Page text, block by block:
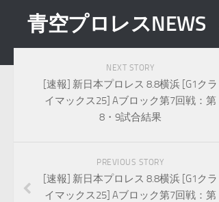
青空プロレスNEWS
NEXT STORY
[速報] 新日本プロレス 8.8横浜 [G1クラ
イマックス25] Aブロック第7回戦：第
8・9試合結果
PREVIOUS STORY
[速報] 新日本プロレス 8.8横浜 [G1クラ
イマックス25] Aブロック第7回戦：第